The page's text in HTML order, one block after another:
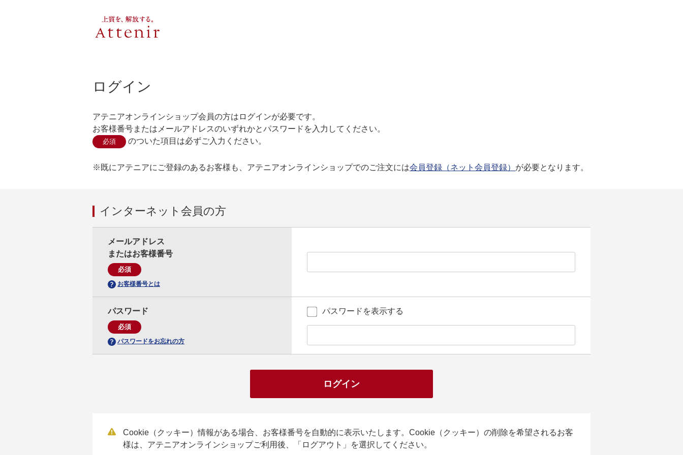
ログイン
アテニアオンラインショップ会員の方はログインが必要です。
お客様番号またはメールアドレスのいずれかとパスワードを入力してください。
必須 のついた項目は必ずご入力ください。
既にアテニアにご登録のあるお客様も、アテニアオンラインショップでのご注文には会員登録（ネット会員登録） が必要となります。
インターネット会員の方
メールアドレス
またはお客様番号
必須
お客様番号とは
パスワード
必須
パスワードをお忘れの方
パスワードを表示する
ログイン
Cookie（クッキー）情報がある場合、お客様番号を自動的に表示いたします。Cookie（クッキー）の削除を希望されるお客
様は、アテニアオンラインショップご利用後、「ログアウト」を選択してください。